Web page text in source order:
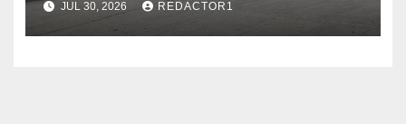
JUL 30, 2026 REDACTOR1